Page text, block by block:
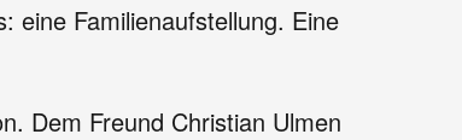
eine Familienaufstellung. Eine
Dem Freund Christian Ulmen